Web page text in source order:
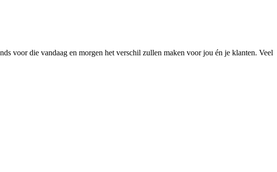
voor die vandaag en morgen het verschil zullen maken voor jou én je klanten. Veel